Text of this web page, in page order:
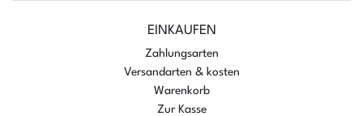
EINKAUFEN
Zahlungsarten
Versandarten & kosten
Warenkorb
Zur Kasse